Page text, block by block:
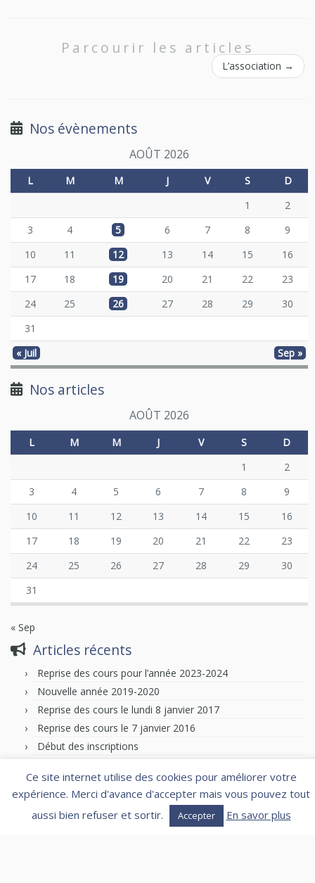
Parcourir les articles
L’association →
Nos évènements
AOÛT 2026
L M M J V S
D
1
2
3
4 5 6 7 8
9
10
11 12 13 14 15
16
17
18 19 20 21 22
23
24
25 26 27 28 29
30
31
« Juil
Sep »
Nos articles
AOÛT 2026
L M M J V S
D
1
2
3
4 5 6 7 8
9
10
11 12 13 14 15
16
17
18 19 20 21 22
23
24
25 26 27 28 29
30
31
« Sep
Articles récents
Reprise des cours pour l’année 2023-2024
Nouvelle année 2019-2020
Reprise des cours le lundi 8 janvier 2017
Reprise des cours le 7 janvier 2016
Début des inscriptions
Sur la voie du IAI
Mentions légales
Ce site internet utilise des cookies pour améliorer votre
expérience. Merci d'avance d'accepter mais vous pouvez tout
aussi bien refuser et sortir.
Accepter En savor plus